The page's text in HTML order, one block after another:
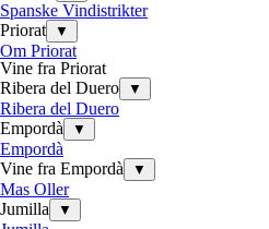
Spanske Vindistrikter
Priorat
▼
Om Priorat
Vine fra Priorat
Ribera del Duero
▼
Ribera del Duero
Empordà
▼
Empordà
Vine fra Empordà
▼
Mas Oller
Jumilla
▼